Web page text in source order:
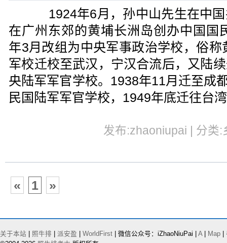
1924年6月，孙中山先生在中国
在广州东郊的黄埔长洲岛创办中国国
年3月改组为中央军事政治学校，俗
军校迁校至武汉，宁汉合流后，又陆
央陆军军官学校。1938年11月迁至成
民国陆军军官学校，1949年底迁往台
发布:zhaoniupai | 分类
« 1 »
关于本站 照牛排 派安盈 WorldFirst | 微信公众号：iZhaoNiuPai | A| Map |